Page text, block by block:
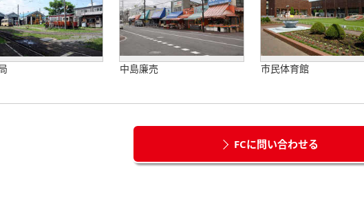
中島廉売 市民体育館
FCに問い合わせる